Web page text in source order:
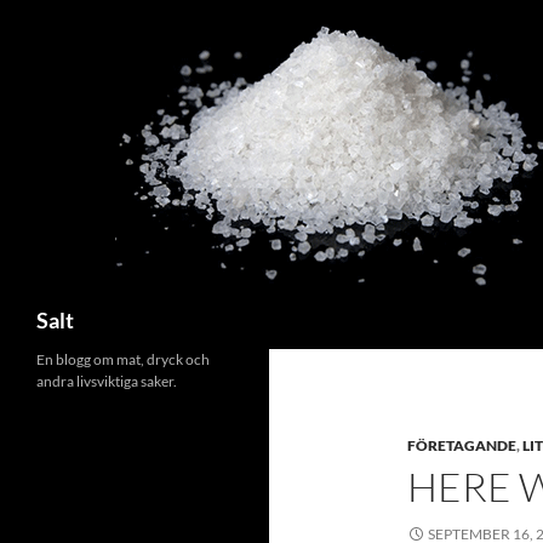
Salt
FÖRETAGANDE,
HERE
SEPTEMBER 16,
En blogg om mat, dryck och
andra livsviktiga saker.